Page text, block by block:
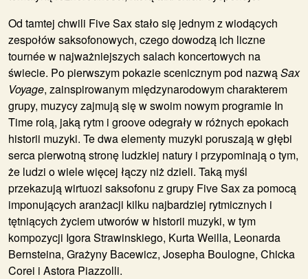
Od tamtej chwili Five Saxstało się jednym z wiodących
zespołów saksofonowych, czego dowodzą ich liczne
tournée w najważniejszych salach koncertowych na
świecie. Po pierwszym pokazie scenicznym pod nazwąSax
Voyage, zainspirowanym międzynarodowym charakterem
grupy, muzycy zajmują się w swoim nowym programie In
Time rolą, jaką rytm i groove odegrały w różnych epokach
historii muzyki. Te dwa elementy muzyki poruszają w głębi
serca pierwotną stronę ludzkiej natury i przypominają o tym,
że ludzi o wiele więcej łączy niż dzieli. Taką myśl
przekazują wirtuozi saksofonu z grupy Five Sax za pomocą
imponujących aranżacji kilku najbardziej rytmicznych i
tętniących życiem utworów w historii muzyki, w tym
kompozycji Igora Strawinskiego, Kurta Weilla, Leonarda
Bernsteina, Grażyny Bacewicz, Josepha Boulogne, Chicka
Corei i Astora Piazzolli.